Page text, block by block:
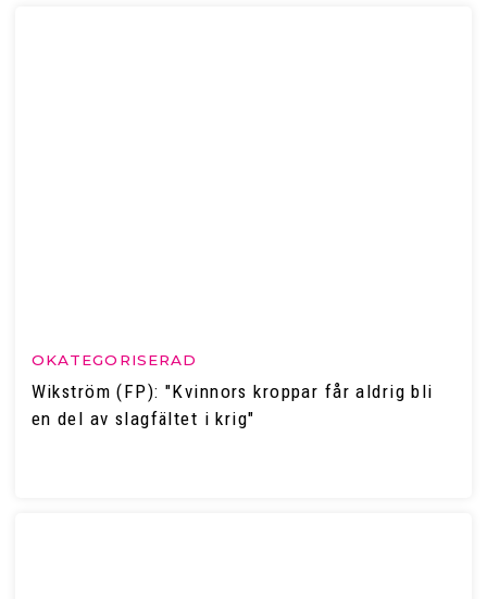
OKATEGORISERAD
Wikström (FP): "Kvinnors kroppar får aldrig bli
en del av slagfältet i krig"